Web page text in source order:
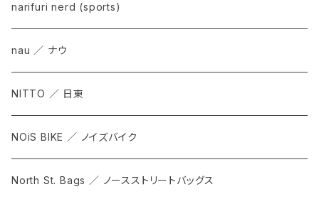
narifuri nerd (sports)
nau ／ ナウ
NITTO ／ 日東
NOiS BIKE ／ ノイズバイク
North St. Bags ／ ノースストリートバッグス